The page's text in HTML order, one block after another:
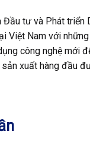
Đầu tư và Phát triển
Việt Nam với
công nghệ mới
sản xuất hàng đầu